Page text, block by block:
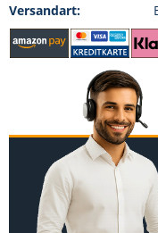
Versandart: